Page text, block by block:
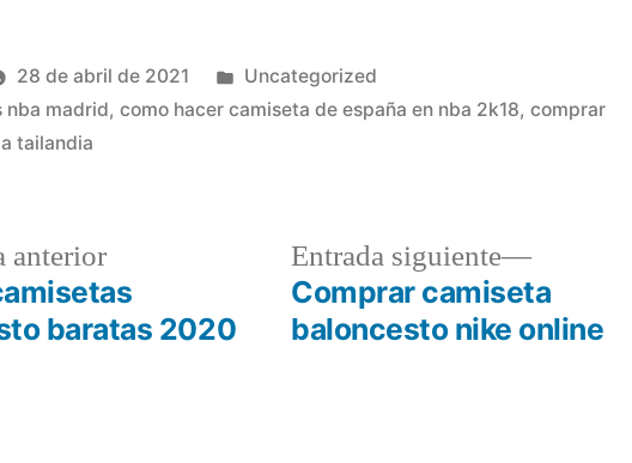
28 de abril de 2021
Publicado
en
Uncategorized
nba madrid,como hacer camiseta de españa en nba 2k18,comprar
tailandia
anteriorEntrada
anterior:
baratas 2020
Entrada siguiente
Entrada
siguiente:
Comprar camiseta
baloncesto nike online